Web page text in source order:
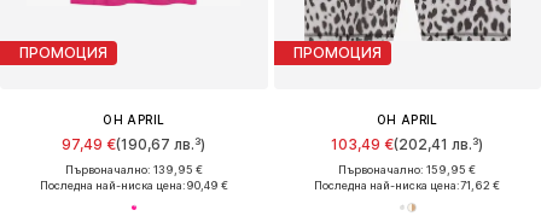
ПРОМОЦИЯ
OH APRIL
97,49 €(190,67 лв.³)
Първоначално: 139,95 €
Последна най-ниска цена:90,49 €
ПРОМОЦИЯ
OH APRIL
103,49 €(202,41 лв.³)
Първоначално: 159,95 €
Последна най-ниска цена:71,62 €